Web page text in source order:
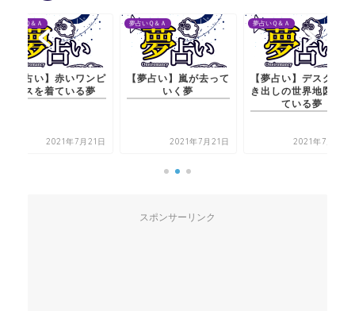
夢占いＱ＆Ａ
【夢占い】赤いワンピ
ースを着ている夢
2021年7月21日
夢占いＱ＆Ａ
【夢占い】嵐が去って
いく夢
2021年7月21日
夢占いＱ＆Ａ
【夢占い】デスクの引
き出しの世界地図を見
ている夢
2021年7月21日
スポンサーリンク